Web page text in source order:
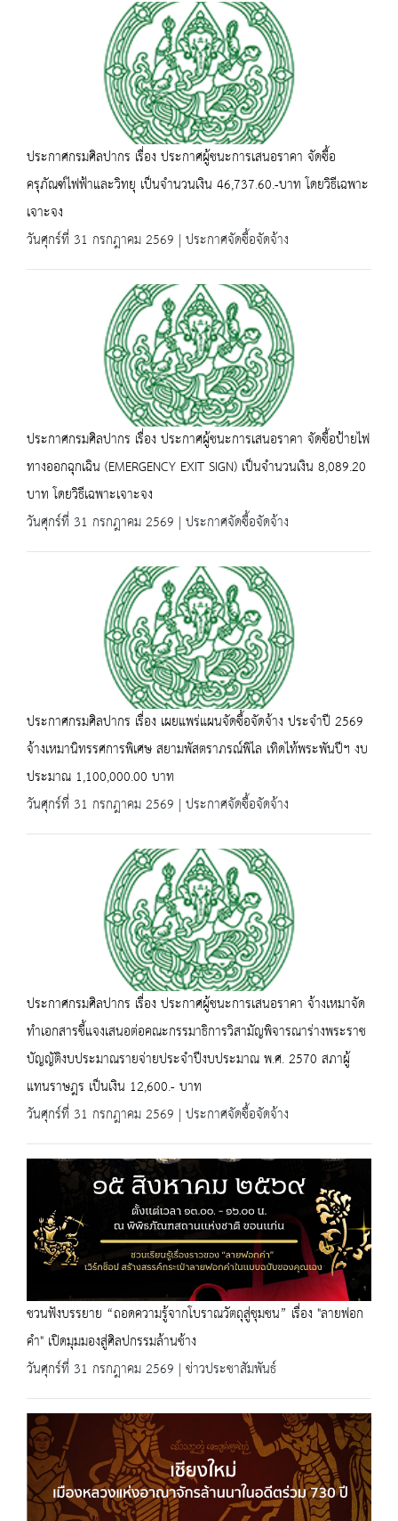
ประกาศกรมศิลปากร เรื่อง ประกาศผู้ชนะการเสนอราคา จัดซื้อ
ครุภัณฑ์ไฟฟ้าและวิทยุ เป็นจำนวนเงิน 46,737.60.-บาท โดยวิธีเฉพาะ
เจาะจง
วันศุกร์ที่ 31 กรกฎาคม 2569 | ประกาศจัดซื้อจัดจ้าง
ประกาศกรมศิลปากร เรื่อง ประกาศผู้ชนะการเสนอราคา จัดซื้อป้ายไฟ
ทางออกฉุกเฉิน (EMERGENCY EXIT SIGN) เป็นจำนวนเงิน 8,089.20
บาท โดยวิธีเฉพาะเจาะจง
วันศุกร์ที่ 31 กรกฎาคม 2569 | ประกาศจัดซื้อจัดจ้าง
ประกาศกรมศิลปากร เรื่อง เผยแพร่แผนจัดซื้อจัดจ้าง ประจำปี 2569
จ้างเหมานิทรรศการพิเศษ สยามพัสตราภรณ์พิไล เทิดไท้พระพันปีฯ งบ
ประมาณ 1,100,000.00 บาท
วันศุกร์ที่ 31 กรกฎาคม 2569 | ประกาศจัดซื้อจัดจ้าง
ประกาศกรมศิลปากร เรื่อง ประกาศผู้ชนะการเสนอราคา จ้างเหมาจัด
ทำเอกสารชี้แจงเสนอต่อคณะกรรมาธิการวิสามัญพิจารณาร่างพระราช
บัญญัติงบประมาณรายจ่ายประจำปีงบประมาณ พ.ศ. 2570 สภาผู้
แทนราษฎร เป็นเงิน 12,600.- บาท
วันศุกร์ที่ 31 กรกฎาคม 2569 | ประกาศจัดซื้อจัดจ้าง
ชวนฟังบรรยาย “ถอดความรู้จากโบราณวัตถุสู่ชุมชน” เรื่อง "ลายฟอก
คำ" เปิดมุมมองสู่ศิลปกรรมล้านช้าง
วันศุกร์ที่ 31 กรกฎาคม 2569 | ข่าวประชาสัมพันธ์